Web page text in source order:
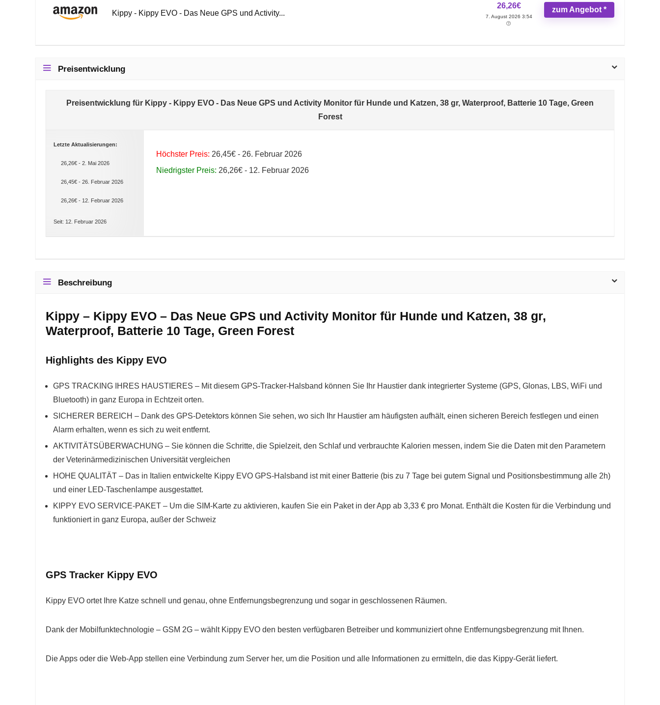
Kippy - Kippy EVO - Das Neue GPS und Activity...
26,26€
7. August 2026 3:54
zum Angebot *
Preisentwicklung
Preisentwicklung für Kippy - Kippy EVO - Das Neue GPS und Activity Monitor für Hunde und Katzen, 38 gr, Waterproof, Batterie 10 Tage, Green
Forest
Letzte Aktualisierungen:
26,26€ - 2. Mai 2026
26,45€ - 26. Februar 2026
26,26€ - 12. Februar 2026
Seit: 12. Februar 2026
Höchster Preis: 26,45€ - 26. Februar 2026
Niedrigster Preis: 26,26€ - 12. Februar 2026
Beschreibung
Kippy – Kippy EVO – Das Neue GPS und Activity Monitor für Hunde und Katzen, 38 gr,
Waterproof, Batterie 10 Tage, Green Forest
Highlights des Kippy EVO
GPS TRACKING IHRES HAUSTIERES – Mit diesem GPS-Tracker-Halsband können Sie Ihr Haustier dank integrierter Systeme (GPS, Glonas, LBS, WiFi und
Bluetooth) in ganz Europa in Echtzeit orten.
SICHERER BEREICH – Dank des GPS-Detektors können Sie sehen, wo sich Ihr Haustier am häufigsten aufhält, einen sicheren Bereich festlegen und einen
Alarm erhalten, wenn es sich zu weit entfernt.
AKTIVITÄTSÜBERWACHUNG – Sie können die Schritte, die Spielzeit, den Schlaf und verbrauchte Kalorien messen, indem Sie die Daten mit den Parametern
der Veterinärmedizinischen Universität vergleichen
HOHE QUALITÄT – Das in Italien entwickelte Kippy EVO GPS-Halsband ist mit einer Batterie (bis zu 7 Tage bei gutem Signal und Positionsbestimmung alle 2h)
und einer LED-Taschenlampe ausgestattet.
KIPPY EVO SERVICE-PAKET – Um die SIM-Karte zu aktivieren, kaufen Sie ein Paket in der App ab 3,33 € pro Monat. Enthält die Kosten für die Verbindung und
funktioniert in ganz Europa, außer der Schweiz
GPS Tracker Kippy EVO
Kippy EVO ortet Ihre Katze schnell und genau, ohne Entfernungsbegrenzung und sogar in geschlossenen Räumen.
Dank der Mobilfunktechnologie – GSM 2G – wählt Kippy EVO den besten verfügbaren Betreiber und kommuniziert ohne Entfernungsbegrenzung mit Ihnen.
Die Apps oder die Web-App stellen eine Verbindung zum Server her, um die Position und alle Informationen zu ermitteln, die das Kippy-Gerät liefert.